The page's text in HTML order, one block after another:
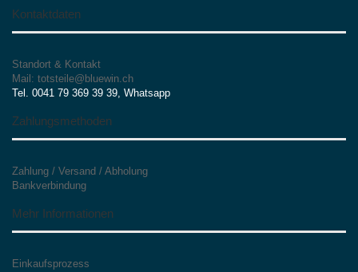
Kontaktdaten
Standort & Kontakt
Mail: totsteile@bluewin.ch
Tel. 0041 79 369 39 39, Whatsapp
Zahlungsmethoden
Zahlung / Versand / Abholung
Bankverbindung
Mehr Informationen
Einkaufsprozess